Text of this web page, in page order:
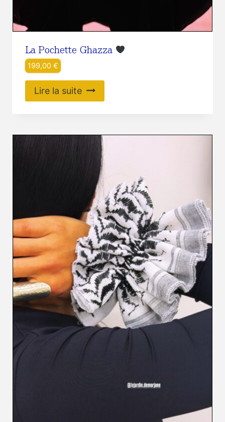
La Pochette Ghazza
199,00 €
Lire la suite